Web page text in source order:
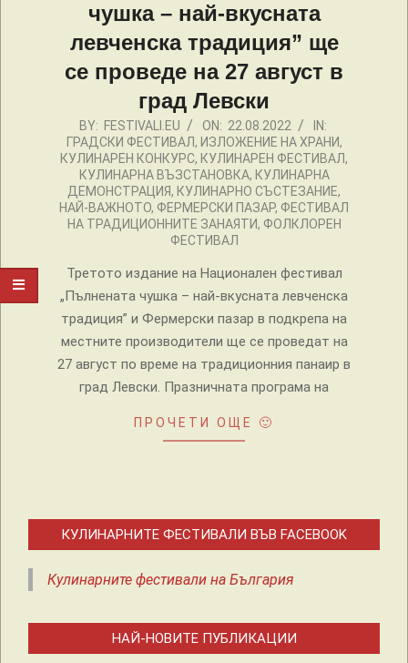
чушка – най-вкусната
левченска традиция” ще
се проведе на 27 август в
град Левски
2022-
08-
BY: FESTIVALI.EU ON: 22.08.2022
IN:
ГРАДСКИ ФЕСТИВАЛ, ИЗЛОЖЕНИЕ НА ХРАНИ,
КУЛИНАРЕН КОНКУРС, КУЛИНАРЕН ФЕСТИВАЛ,
КУЛИНАРНА ВЪЗСТАНОВКА, КУЛИНАРНА
ДЕМОНСТРАЦИЯ, КУЛИНАРНО СЪСТЕЗАНИЕ,
НАЙ-ВАЖНОТО, ФЕРМЕРСКИ ПАЗАР, ФЕСТИВАЛ
НА ТРАДИЦИОННИТЕ ЗАНАЯТИ, ФОЛКЛОРЕН
ФЕСТИВАЛ
Третото издание на Национален фестивал
„Пълнената чушка – най-вкусната левченска
традиция” и Фермерски пазар в подкрепа на
местните производители ще се проведат на
27 август по време на традиционния панаир в
град Левски. Празничната програма на
ПРОЧЕТИ ОЩЕ 🙂
КУЛИНАРНИТЕ ФЕСТИВАЛИ ВЪВ FACEBOOK
Кулинарните фестивали на България
НАЙ-НОВИТЕ ПУБЛИКАЦИИ